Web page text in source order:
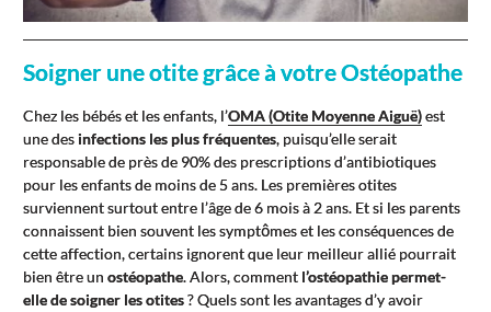
Soigner une otite grâce à votre Ostéopathe
Chez les bébés et les enfants, l’OMA (Otite Moyenne Aiguë)est
une desinfections les plus fréquentes, puisqu’elle serait
responsable de près de 90% des prescriptions d’antibiotiques
pour les enfants de moins de 5 ans. Les premières otites
surviennent surtout entre l’âge de 6 mois à 2 ans. Et si les parents
connaissent bien souvent les symptômes et les conséquences de
cette affection, certains ignorent que leur meilleur allié pourrait
bien être un ostéopathe. Alors, comment l’ostéopathie permet-
elle de soigner les otites? Quels sont les avantages d’y avoir